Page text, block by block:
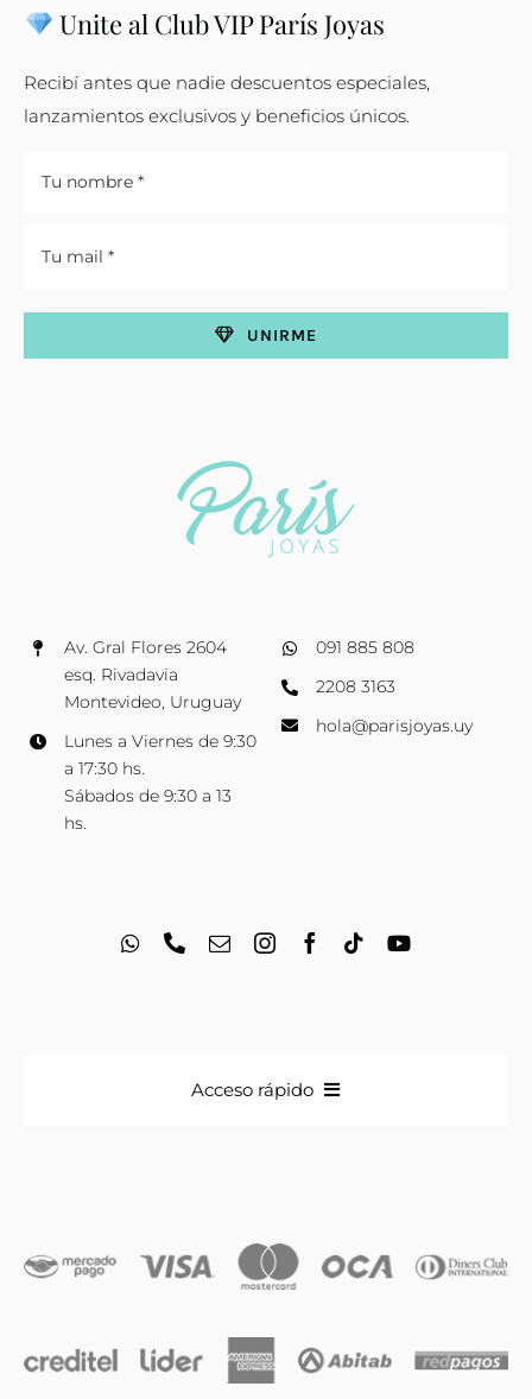
Av. Gral Flores 2604
esq. Rivadavia
Montevideo, Uruguay
Lunes a Viernes de 9:30
a 17:30 hs.
Sábados de 9:30 a 13
hs.
091 885 808
2208 3163
hola@parisjoyas.uy
Unite al Club VIP París Joyas
Recibí antes que nadie descuentos especiales,
lanzamientos exclusivos y beneficios únicos.
UNIRME
Acceso rápido
Iniciales